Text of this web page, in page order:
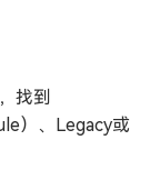
找到
）、Legacy或